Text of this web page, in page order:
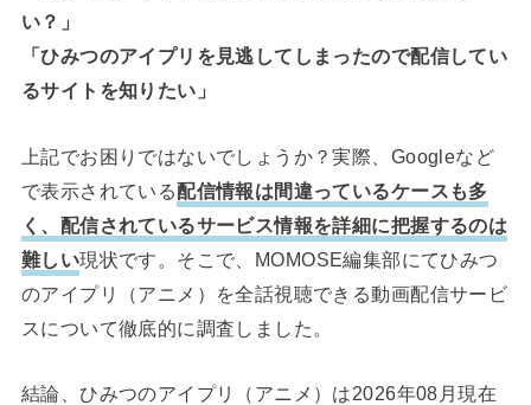
い？」
「ひみつのアイプリを見逃してしまったので配信してい
るサイトを知りたい」
上記でお困りではないでしょうか？実際、Googleなど
で表示されている配信情報は間違っているケースも多
く、配信されているサービス情報を詳細に把握するのは
難しい現状です。そこで、MOMOSE編集部にてひみつ
のアイプリ（アニメ）を全話視聴できる動画配信サービ
スについて徹底的に調査しました。
結論、ひみつのアイプリ（アニメ）は2026年08月現在